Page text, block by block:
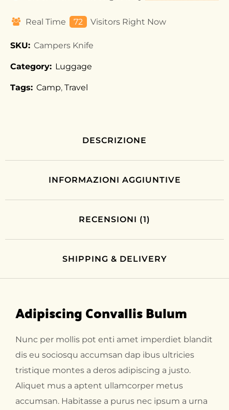
Real Time 72 Visitors Right Now
SKU: Campers Knife
Category: Luggage
Tags: Camp, Travel
DESCRIZIONE
INFORMAZIONI AGGIUNTIVE
RECENSIONI (1)
SHIPPING & DELIVERY
Adipiscing Convallis Bulum
Nunc per mollis pot enti amet imperdiet blandit
dis eu sociosqu accumsan dap ibus ultricies
tristique montes a deros adipiscing a justo.
Aliquet mus a aptent ullamcorper metus
accumsan. Habitasse a purus nec ipsum a urna